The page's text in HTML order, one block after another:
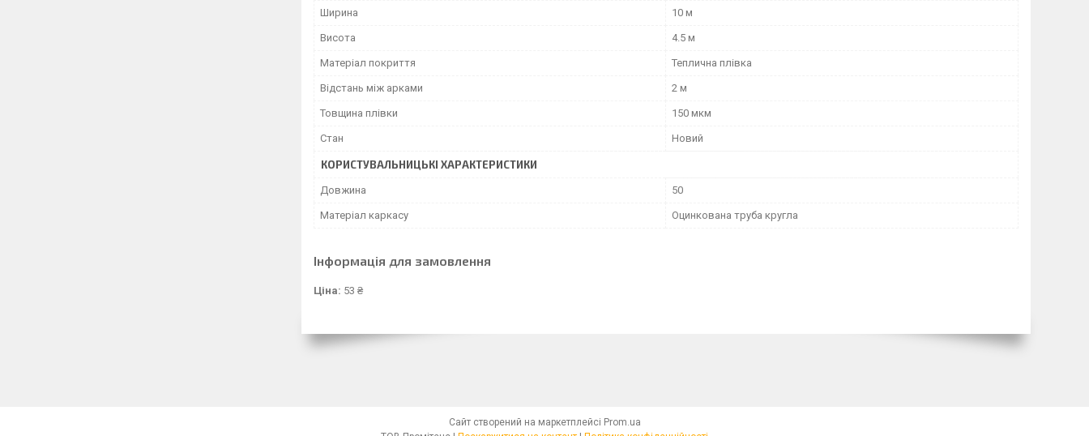
Ширина 10 м
Висота 4.5 м
Матеріал покриття Теплична плівка
Відстань між арками 2 м
Товщина плівки 150 мкм
Стан Новий
КОРИСТУВАЛЬНИЦЬКІ ХАРАКТЕРИСТИКИ
Довжина 50
Матеріал каркасу Оцинкована труба кругла
Інформація для замовлення
Ціна: 53 ₴
Сайт створений на маркетплейсі Prom.ua